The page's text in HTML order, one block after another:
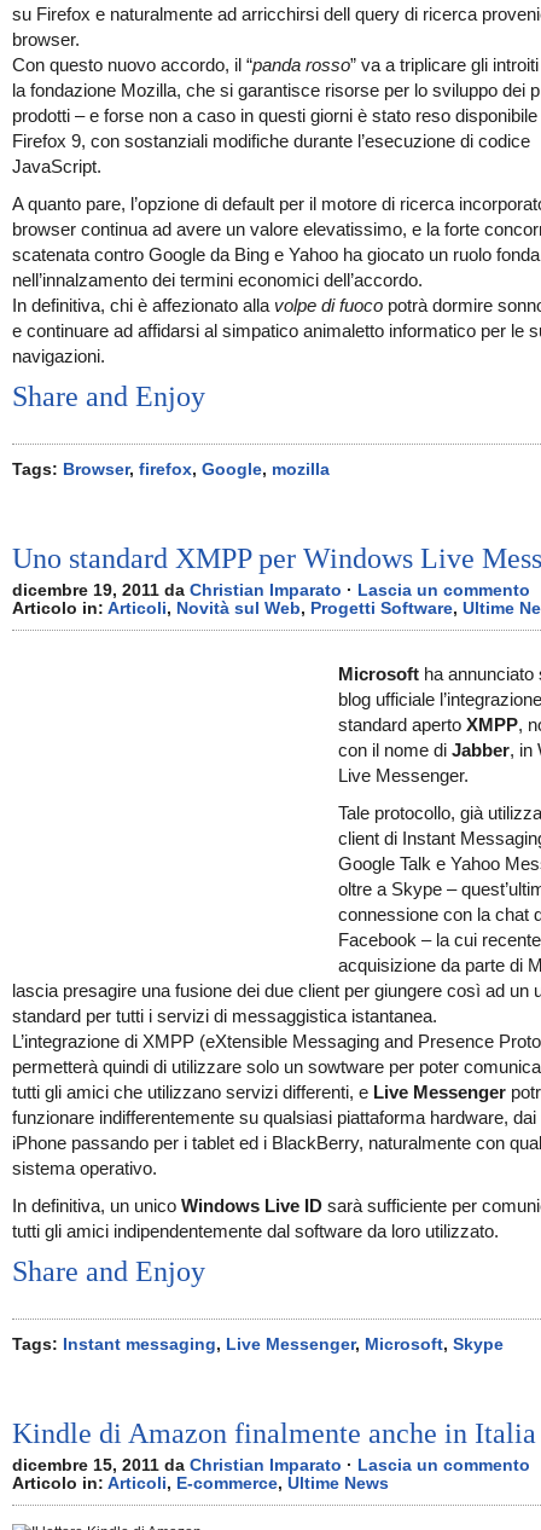
su Firefox e naturalmente ad arricchirsi dell query di ricerca
browser.
Con questo nuovo accordo, il “panda rosso” va a triplicare gli
la fondazione Mozilla, che si garantisce risorse per lo sviluppo dei
prodotti – e forse non a caso in questi giorni è stato reso
Firefox 9, con sostanziali modifiche durante l’esecuzione di codice
JavaScript.
A quanto pare, l’opzione di default per il motore di ricerca
browser continua ad avere un valore elevatissimo, e la forte
scatenata contro Google da Bing e Yahoo ha giocato un ruolo
nell’innalzamento dei termini economici dell’accordo.
In definitiva, chi è affezionato alla volpe di fuoco potrà dormire
e continuare ad affidarsi al simpatico animaletto informatico per le
navigazioni.
Share and Enjoy
Tags: Browser, firefox, Google, mozilla
Uno standard XMPP per Windows Live
dicembre 19, 2011 da Christian Imparato · Lascia un commento
Articolo in: Articoli, Novità sul Web, Progetti Software, Ultime
Microsoft ha annunciato
blog ufficiale
standard aperto XMPP,
con il nome di Jabber, in
Live Messenger.
Tale protocollo, già
client di Instant
Google Talk e Yahoo
oltre a Skype –
connessione con la chat
Facebook – la cui recente
acquisizione da parte di
lascia presagire una fusione dei due client per giungere così ad un
standard per tutti i servizi di messaggistica istantanea.
L’integrazione di XMPP (eXtensible Messaging and Presence
permetterà quindi di utilizzare solo un sowtware per poter
tutti gli amici che utilizzano servizi differenti, e Live Messenger
funzionare indifferentemente su qualsiasi piattaforma hardware, dai
iPhone passando per i tablet ed i BlackBerry, naturalmente con
sistema operativo.
In definitiva, un unico Windows Live ID sarà sufficiente per
tutti gli amici indipendentemente dal software da loro utilizzato.
Share and Enjoy
Tags: Instant messaging, Live Messenger, Microsoft, Skype
Kindle di Amazon finalmente anche in Italia
dicembre 15, 2011 da Christian Imparato · Lascia un commento
Articolo in: Articoli, E-commerce, Ultime News